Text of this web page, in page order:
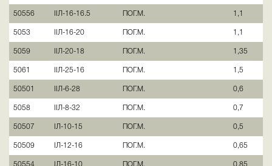
50556 IIЛ-16-16.5 ПОГ.М. 1,1
5053 IIЛ-16-20 ПОГ.М. 1,1
5059 IIЛ-20-18 ПОГ.М. 1,35
5061 IIЛ-25-16 ПОГ.М. 1,5
50501 IIЛ-6-28 ПОГ.М. 0,6
5058 IIЛ-8-32 ПОГ.М. 0,7
50507 IЛ-10-15 ПОГ.М. 0,5
50509 IЛ-12-16 ПОГ.М. 0,65
50554 IЛ-16-10 ПОГ.М. 0,85